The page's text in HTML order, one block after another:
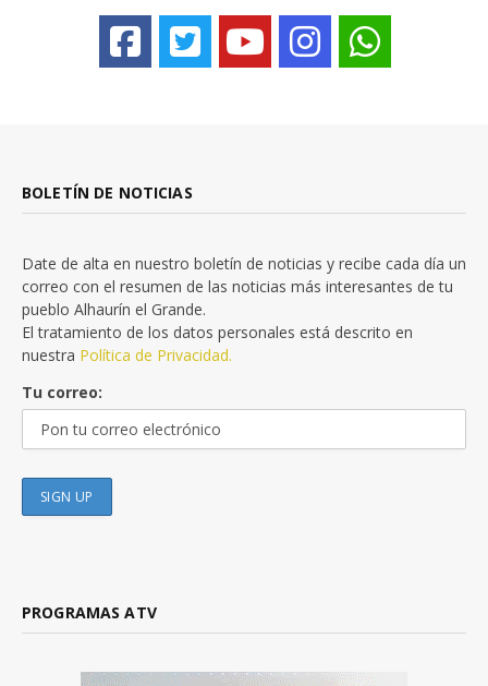
BOLETÍN DE NOTICIAS
Date de alta en nuestro boletín de noticias y recibe cada día un
correo con el resumen de las noticias más interesantes de tu
pueblo Alhaurín el Grande.
El tratamiento de los datos personales está descrito en
nuestra Política de Privacidad.
Tu correo:
PROGRAMAS ATV